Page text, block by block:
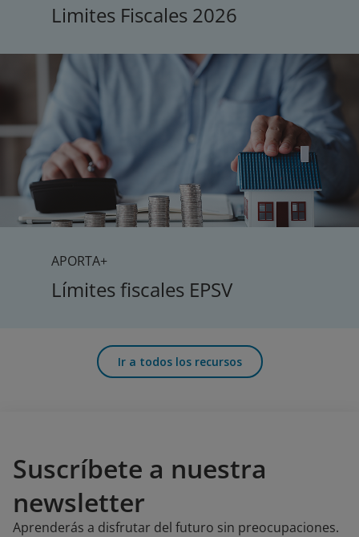
Limites Fiscales 2026
APORTA+
Límites fiscales EPSV
Ir a todos los recursos
Suscríbete a nuestra
newsletter
Aprenderás a disfrutar del futuro sin preocupaciones.